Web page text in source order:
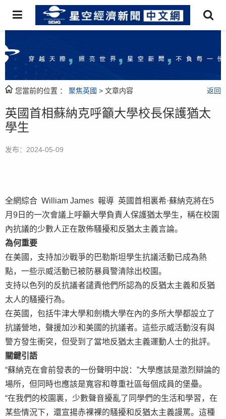
您當前的位置 ： 聚焦英國 > 文章内容 返回
英國首相蘇納克呼籲大學校長保護猶太
學生
发布：2024-05-09
全網綜合 William James 報導 英國首相裏希·蘇納克將在5
月9日的一次會議上呼籲大學負責人保護猶太學生，稱在校園
內抗議的少數人正在散佈騷擾和反猶太主義言論。
為何重要
在美國，支持加沙戰爭的巴勒斯坦學生抗議活動已成為熱
點，一些示威活動已被防暴員警清除出校園。
支持以色列的反抗議者譴責他們所認為的反猶太主義和反猶
太人的騷擾行為。
在英國，包括牛津大學和劍橋大學在內的多所大學都設立了
抗議營地，聲援加沙和美國的抗議者。這些示威活動沒有與
警方發生衝突，但受到了當地反猶太主義運動人士的批評。
關鍵引語
“蘇納克在會前發表的一份聲明中說：”大學應該是激烈辯論的
場所，但同時也應該是寬容和尊重社區每個成員的堡壘。
“在我們的校園裏，少數聲音擾亂了同學們的生活和學習，在
某些情況下，還宣揚赤裸裸的騷擾和反猶太主義謾罵。這種